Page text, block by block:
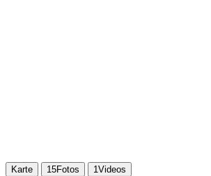
Karte 15Fotos 1Videos